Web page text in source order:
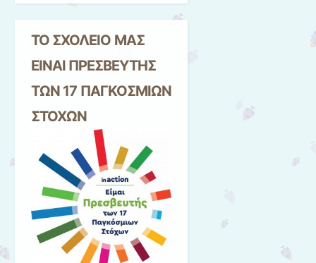
ΤΟ ΣΧΟΛΕΙΟ ΜΑΣ
ΕΙΝΑΙ ΠΡΕΣΒΕΥΤΗΣ
ΤΩΝ 17 ΠΑΓΚΟΣΜΙΩΝ
ΣΤΟΧΩΝ